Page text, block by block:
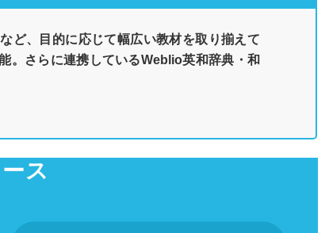
ど、目的に応じて幅広い教材を取り揃えて
。さらに連携しているWeblio英和辞典・和
ス